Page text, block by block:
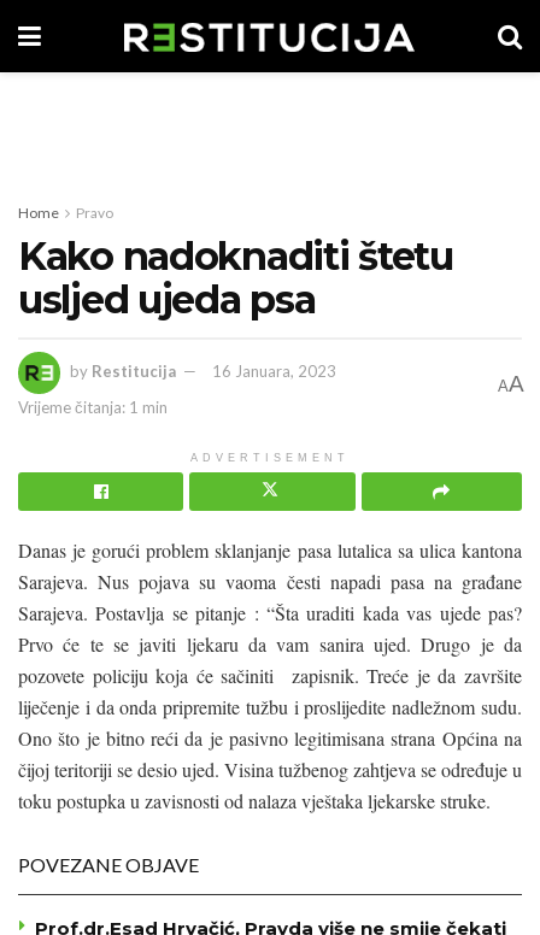
Home Pravo
Kako nadoknaditi štetu
usljed ujeda psa
by Restitucija
16 Januara, 2023
Vrijeme čitanja: 1 min
AA
ADVERTISEMENT
Danas je gorući problem sklanjanje pasa lutalica sa ulica kantona
Sarajeva. Nus pojava su vaoma česti napadi pasa na građane
Sarajeva. Postavlja se pitanje : “Šta uraditi kada vas ujede pas?
Prvo će te se javiti ljekaru da vam sanira ujed. Drugo je da
pozovete policiju koja će sačiniti zapisnik. Treće je da završite
liječenje i da onda pripremite tužbu i proslijedite nadležnom sudu.
Ono što je bitno reći da je pasivno legitimisana strana Općina na
čijoj teritoriji se desio ujed. Visina tužbenog zahtjeva se određuje u
toku postupka u zavisnosti od nalaza vještaka ljekarske struke.
POVEZANE OBJAVE
Prof.dr.Esad Hrvačić, Pravda više ne smije čekati